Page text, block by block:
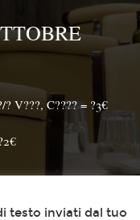
? V???, C???? = ?3€⁣⁣
testo inviati dal tuo